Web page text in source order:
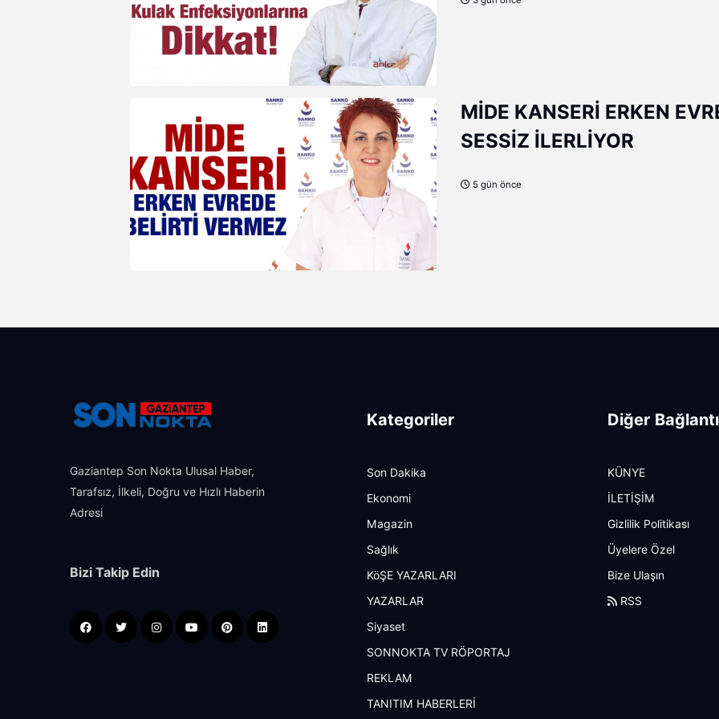
MİDE KANSERİ ERKEN
SESSİZ İLERLİYOR
5 gün önce
Gaziantep Son Nokta Ulusal Haber,
Tarafsız, İlkeli, Doğru ve Hızlı Haberin
Adresi
Bizi Takip Edin
Kategoriler
Son Dakika
Ekonomi
Magazin
Sağlık
KöŞE YAZARLARI
YAZARLAR
Siyaset
SONNOKTA TV RÖPORTAJ
REKLAM
TANITIM HABERLERİ
Diğer
KÜNYE
İLETİŞİM
Gizlilik Politikası
Üyelere Özel
Bize Ulaşın
RSS